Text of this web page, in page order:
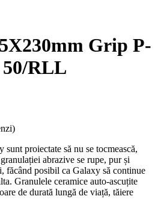
Grip P-
RLL
proiectate să nu se tocmească,
abrazive se rupe, pur și
făcând posibil ca Galaxy să continue
Granulele ceramice auto-ascuțite
de durată lungă de viață, tăiere